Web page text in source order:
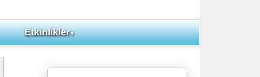
Etkinlikler▼